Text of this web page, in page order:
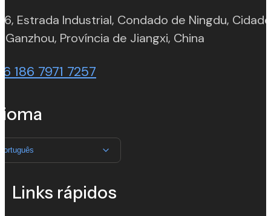
6, Estrada Industrial, Condado de Ningdu, Cidade
Ganzhou, Província de Jiangxi, China
186 7971 7257
Links rápidos